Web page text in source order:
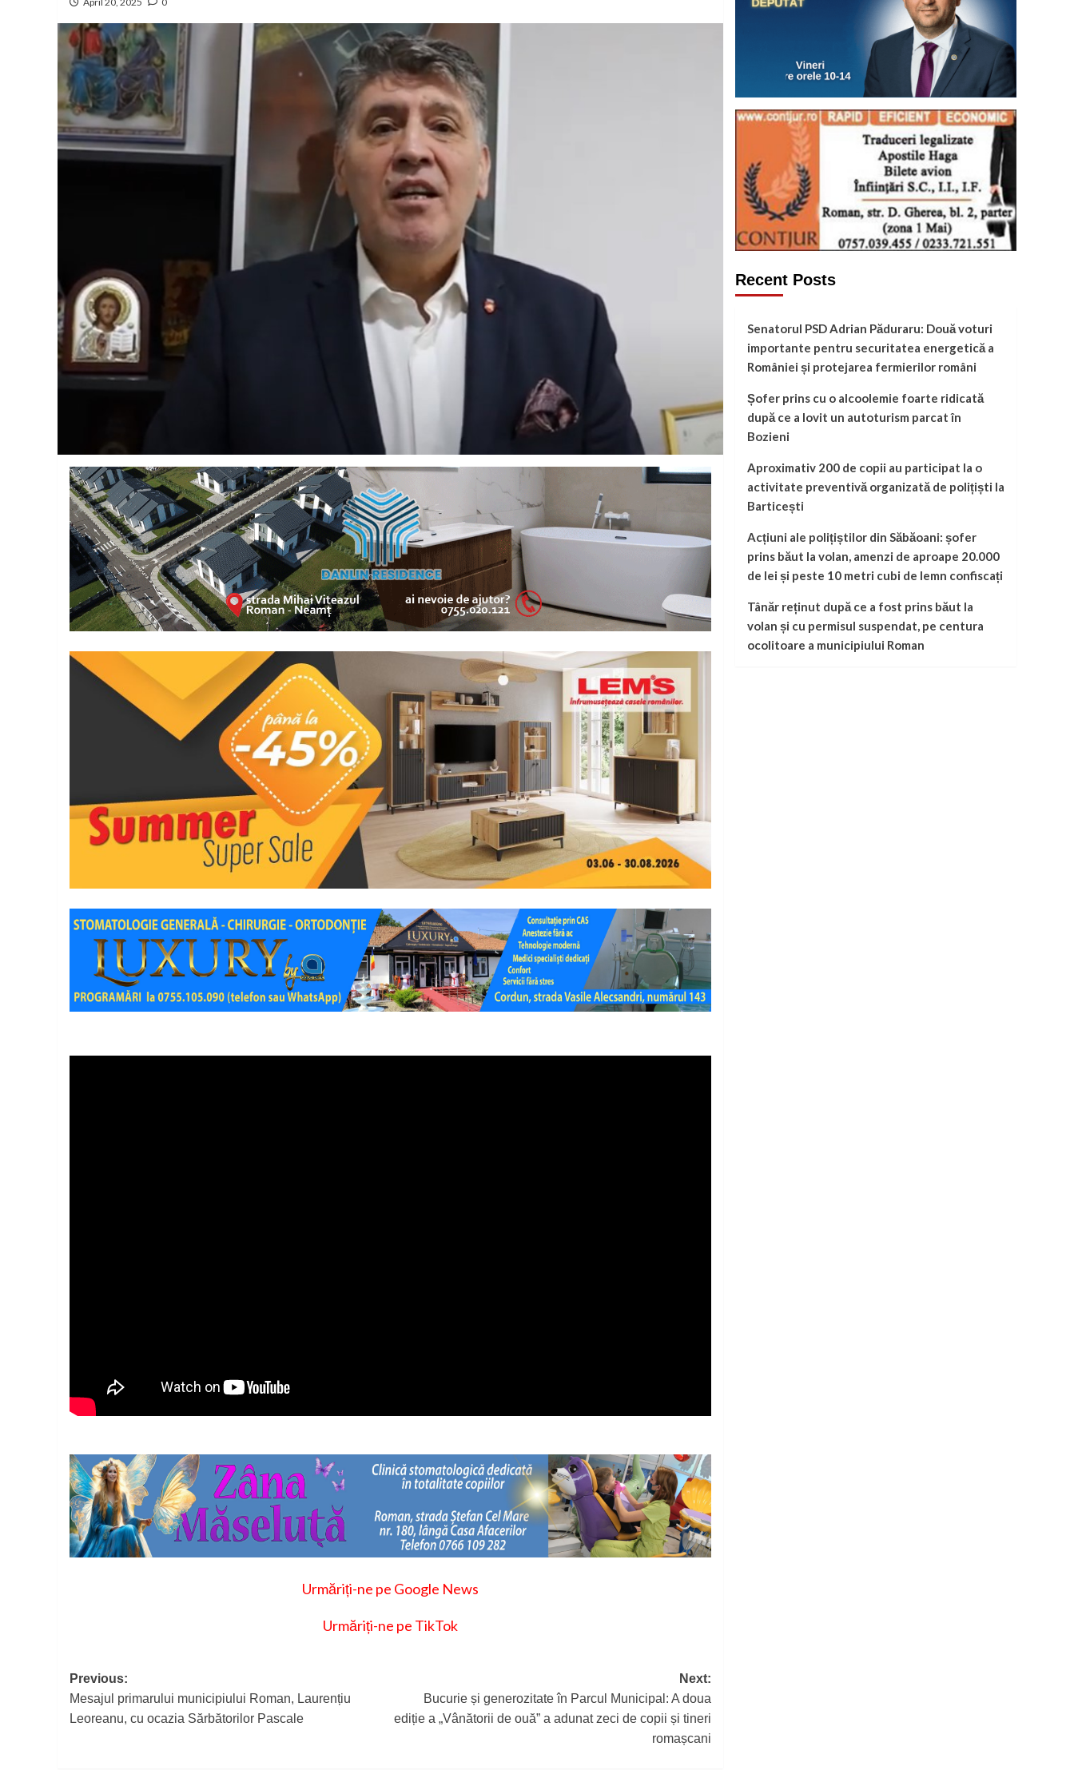
Urmăriți-ne pe Google News
Urmăriți-ne pe TikTok
Post
navigation
Previous:
Mesajul primarului municipiului Roman, Laurențiu
Leoreanu, cu ocazia Sărbătorilor Pascale
Next:
Bucurie și generozitate în Parcul Municipal: A doua
ediție a „Vânătorii de ouă” a adunat zeci de copii și tineri
romașcani
Recent Posts
Senatorul PSD Adrian Păduraru: Două voturi
importante pentru securitatea energetică a
României și protejarea fermierilor români
Șofer prins cu o alcoolemie foarte ridicată
după ce a lovit un autoturism parcat în
Bozieni
Aproximativ 200 de copii au participat la o
activitate preventivă organizată de polițiști la
Barticești
Acțiuni ale polițiștilor din Săbăoani: șofer
prins băut la volan, amenzi de aproape 20.000
de lei și peste 10 metri cubi de lemn confiscați
Tânăr reținut după ce a fost prins băut la
volan și cu permisul suspendat, pe centura
ocolitoare a municipiului Roman